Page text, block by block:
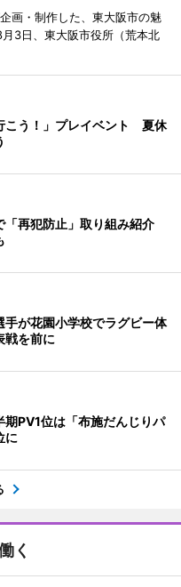
画・制作した、東大阪市の魅
3日、東大阪市役所（荒本北
こう！」プレイベント 夏休
「再犯防止」取り組み紹介
手が花園小学校でラグビー体
を前に
PV1位は「布施だんじりパ
に
く